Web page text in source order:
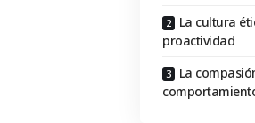
La cultura
proactividad
La